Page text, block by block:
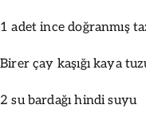
1 adet ince doğranmış
Birer çay kaşığı kaya
2 su bardağı hindi suyu